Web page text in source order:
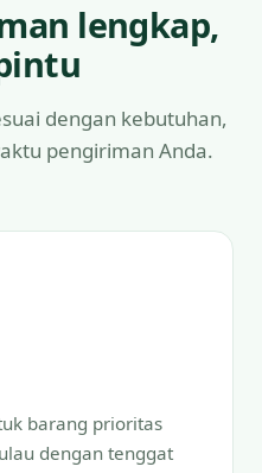
lengkap,
dengan kebutuhan,
pengiriman Anda.
barang prioritas
dengan tenggat